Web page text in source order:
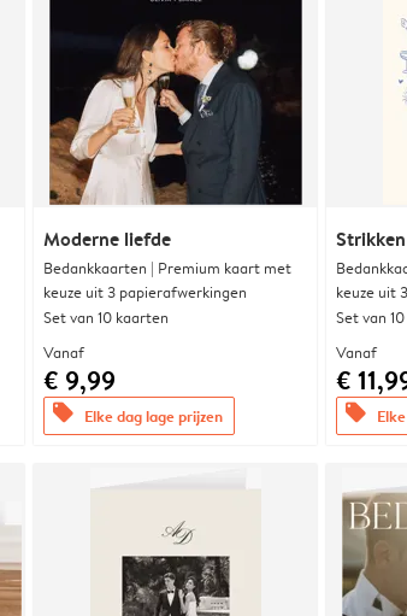
Moderne liefde
Bedankkaarten | Premium kaart met
keuze uit 3 papierafwerkingen
Set van 10 kaarten
Vanaf
€ 9,99
offers Elke dag lage prijzen
keuze uit
Set van
Vanaf
€
offers